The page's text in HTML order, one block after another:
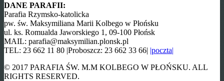
DANE PARAFII:
Parafia Rzymsko-katolicka
pw. św. Maksymiliana Marii Kolbego w Płońsku
ul. ks. Romualda Jaworskiego 1, 09-100 Płońsk
MAIL: parafia@maksymilian.plonsk.pl
TEL: 23 662 11 80 |Proboszcz: 23 662 33 66| |poczta|
© 2017 PARAFIA ŚW. M.M KOLBEGO W PŁOŃSKU. ALL
RIGHTS RESERVED.